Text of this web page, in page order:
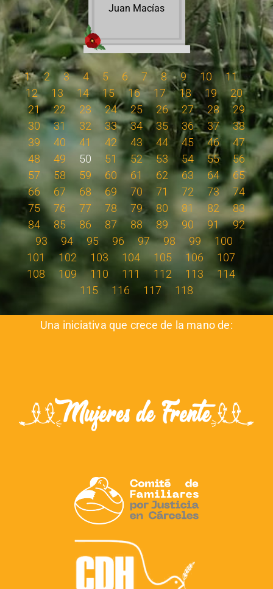
Juan Macías
1 2 3 4 5 6 7 8 9 10
11
12
13 14 15 16 17 18 19
20
21
22 23 24 25 26 27 28
29
30
31 32 33 34 35 36 37
38
39
40 41 42 43 44 45 46
47
48
49 50 51 52 53 54 55
56
57
58 59 60 61 62 63 64
65
66
67 68 69 70 71 72 73
74
75
76 77 78 79 80 81 82
83
84
85 86 87 88 89 90 91
92
93
94 95 96 97 98 99
100
101
102 103 104 105 106
107
108
109 110 111 112 113
114
115
116 117 118
Una iniciativa que crece de la mano de: